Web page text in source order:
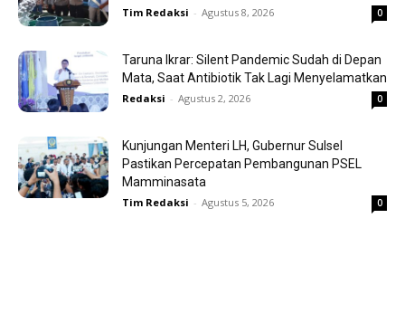
Tim Redaksi - Agustus 8, 2026 0
Taruna Ikrar: Silent Pandemic Sudah di Depan
Mata, Saat Antibiotik Tak Lagi Menyelamatkan
Redaksi - Agustus 2, 2026 0
Kunjungan Menteri LH, Gubernur Sulsel
Pastikan Percepatan Pembangunan PSEL
Mamminasata
Tim Redaksi - Agustus 5, 2026 0